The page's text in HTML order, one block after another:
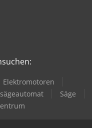
Elektromotoren
Säge